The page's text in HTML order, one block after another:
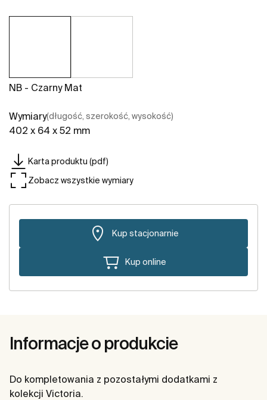
NB - Czarny Mat
Wymiary(długość, szerokość, wysokość)
402 x 64 x 52 mm
Karta produktu (pdf)
Zobacz wszystkie wymiary
Kup stacjonarnie
Kup online
Informacje o produkcie
Do kompletowania z pozostałymi dodatkami z
kolekcji Victoria.